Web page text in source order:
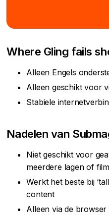
Where Gling fails
Alleen Engels
Alleen geschikt voor
Stabiele
Nadelen van
Niet geschikt voor
meerdere lagen of
Werkt het beste bij
content
Alleen via de